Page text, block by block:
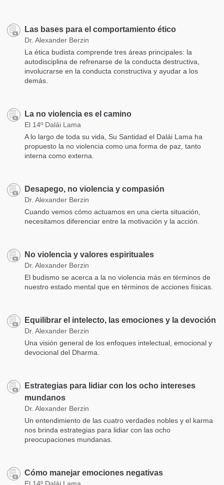
Las bases para el comportamiento ético
Dr. Alexander Berzin
La ética budista comprende tres áreas principales: la
autodisciplina de refrenarse de la conducta destructiva,
involucrarse en la conducta constructiva y ayudar a los
demás.
La no violencia es el camino
El 14º Dalái Lama
A lo largo de toda su vida, Su Santidad el Dalái Lama ha
propuesto la no violencia como una forma de paz, tanto
interna como externa.
Desapego, no violencia y compasión
Dr. Alexander Berzin
Cuando vemos cómo actuamos en una cierta situación,
necesitamos diferenciar entre la motivación y la acción.
No violencia y valores espirituales
Dr. Alexander Berzin
El budismo se acerca a la no violencia más en términos de
nuestro estado mental que en términos de acciones físicas.
Equilibrar el intelecto, las emociones y la devoción
Dr. Alexander Berzin
Una visión general de los enfoques intelectual, emocional y
devocional del Dharma.
Estrategias para lidiar con los ocho intereses
mundanos
Dr. Alexander Berzin
Un entendimiento de las cuatro verdades nobles y el karma
nos brinda estrategias para lidiar con las ocho
preocupaciones mundanas.
Cómo manejar emociones negativas